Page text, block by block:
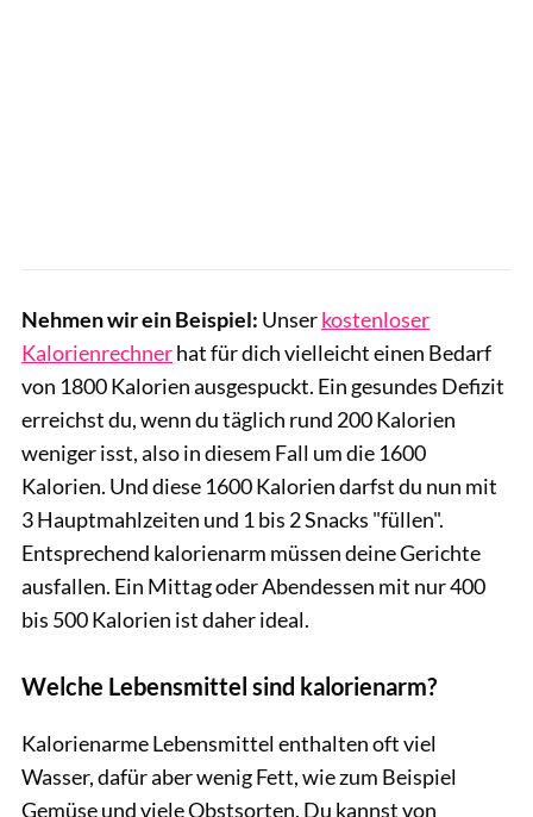
Nehmen wir ein Beispiel: Unserkostenloser
Kalorienrechnerhat für dich vielleicht einen Bedarf
von 1800 Kalorien ausgespuckt. Ein gesundes Defizit
erreichst du, wenn du täglich rund 200 Kalorien
weniger isst, also in diesem Fall um die 1600
Kalorien. Und diese 1600 Kalorien darfst du nun mit
3 Hauptmahlzeiten und 1 bis 2 Snacks "füllen".
Entsprechend kalorienarm müssen deine Gerichte
ausfallen. Ein Mittag oder Abendessen mit nur 400
bis 500 Kalorien ist daher ideal.
Welche Lebensmittel sind kalorienarm?
Kalorienarme Lebensmittel enthalten oft viel
Wasser, dafür aber wenig Fett, wie zum Beispiel
Gemüse und viele Obstsorten. Du kannst von